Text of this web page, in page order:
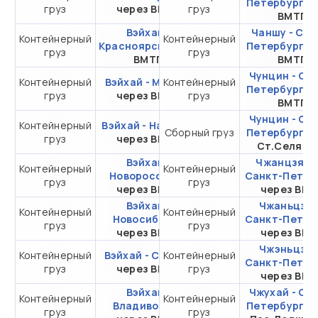
груз
через ВМТП
20DC
Контейнерный
груз
Вэйхай -
Красноярскчерез
ВМТП
от 339 873,35 ₽ за
20DC
Контейнерный
груз
Вэйхай - Москва
через ВМТП
от 384 709,36 ₽ за
20DC
Контейнерный
груз
Вэйхай - Находка
через ВМТП
от 106 698,06 ₽ за
20DC
Контейнерный
груз
Вэйхай -
Новороссийск
через ВМТП
от 501 768,35 ₽ за
20DC
Контейнерный
груз
Вэйхай -
Новосибирск
через ВМТП
от 365 446,15 ₽ за
20DC
Контейнерный
груз
Вэйхай - Самара
через ВМТП
от 393 113,35 ₽ за
20DC
Контейнерный
груз
Вэйхай -
Владивосток
от 194 613,35 ₽ за
20DC
груз
ВМТП
Контейнерный
груз
Чаншу -
Петербург
ВМТП
Контейнерный
груз
Чунцин -
Петербург
ВМТП
Сборный груз
Чунцин -
Петербург
Контейнерный
груз
Санкт-
через
Контейнерный
груз
Санкт-
через
Контейнерный
груз
Санкт-
через
Контейнерный
груз
Чжухай -
Петербург